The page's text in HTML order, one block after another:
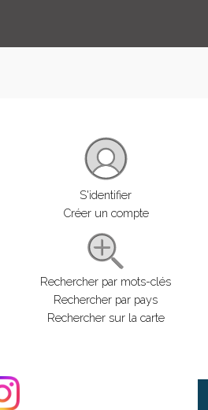
S'identifier
Créer un compte
Rechercher par mots-clés
Rechercher par pays
Rechercher sur la carte